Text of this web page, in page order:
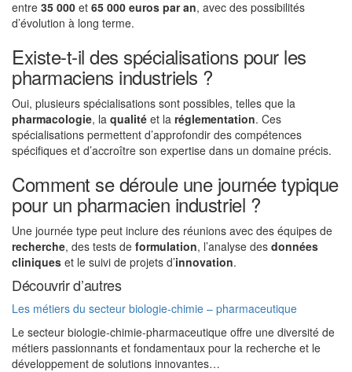
entre 35 000 et 65 000 euros par an, avec des possibilités
d’évolution à long terme.
Existe-t-il des spécialisations pour les
pharmaciens industriels ?
Oui, plusieurs spécialisations sont possibles, telles que la
pharmacologie, la qualité et la réglementation. Ces
spécialisations permettent d’approfondir des compétences
spécifiques et d’accroître son expertise dans un domaine précis.
Comment se déroule une journée typique
pour un pharmacien industriel ?
Une journée type peut inclure des réunions avec des équipes de
recherche, des tests de formulation, l’analyse des données
cliniques et le suivi de projets d’innovation.
Découvrir d’autres
Les métiers du secteur biologie-chimie – pharmaceutique
Le secteur biologie-chimie-pharmaceutique offre une diversité de
métiers passionnants et fondamentaux pour la recherche et le
développement de solutions innovantes…